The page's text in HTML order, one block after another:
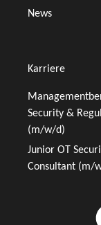
News
Karriere
Security &
(m/w/d)
Junior OT
Consultant (m/